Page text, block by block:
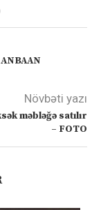
Növbəti yazı
məbləğə satılır
– FOTO